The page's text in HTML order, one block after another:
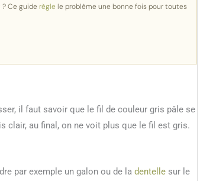
Ce guiderèglele problème une bonne fois pour toutes
il faut savoir que le fil de couleur gris pâle se
clair, au final, on ne voit plus que le fil est gris.
par exemple un galon ou de la dentelle sur le